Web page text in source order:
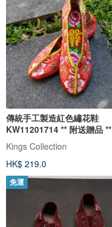
傳統手工製造紅色繡花鞋
KW11201714 ** 附送贈品 **
Kings Collection
HK$ 219.0
免運